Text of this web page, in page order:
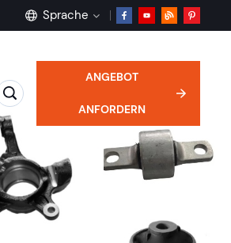
Sprache
English
français
Deutsch
русский
ANGEBOT
ANFORDERN